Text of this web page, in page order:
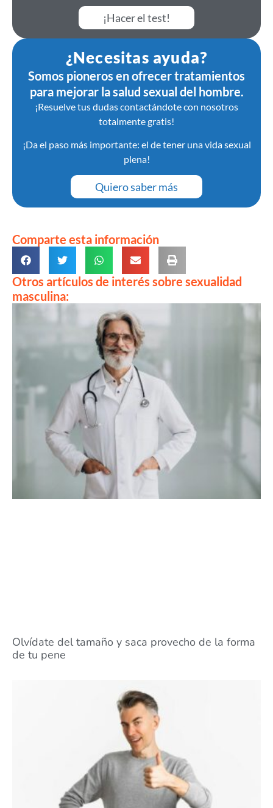
¡Hacer el test!
¿Necesitas ayuda?
Somos pioneros en ofrecer tratamientos
para mejorar la salud sexual del hombre.
¡Resuelve tus dudas contactándote con nosotros
totalmente gratis!
¡Da el paso más importante: el de tener una vida sexual
plena!
Quiero saber más
Comparte esta información
Otros artículos de interés sobre sexualidad
masculina:
Olvídate del tamaño y saca provecho de la forma
de tu pene